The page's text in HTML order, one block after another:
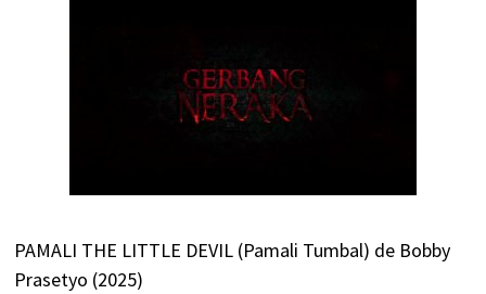
PAMALI THE LITTLE DEVIL (Pamali Tumbal) de Bobby
Prasetyo (2025)